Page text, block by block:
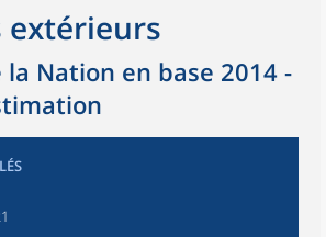
extérieurs
la Nation en base 2014 -